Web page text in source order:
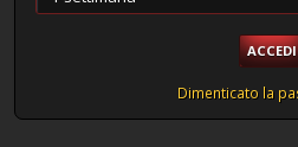
Dimenticato la